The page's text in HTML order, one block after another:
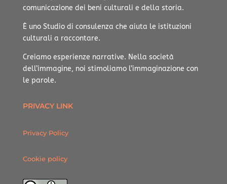
comunicazione dei beni culturali e della storia.
È uno Studio di consulenza che aiuta le istituzioni
culturali a raccontare.
Creiamo esperienze narrative. Nella società
dell’immagine, noi stimoliamo l’immaginazione con
le parole.
PRIVACY LINK
Privacy Policy
Cookie policy